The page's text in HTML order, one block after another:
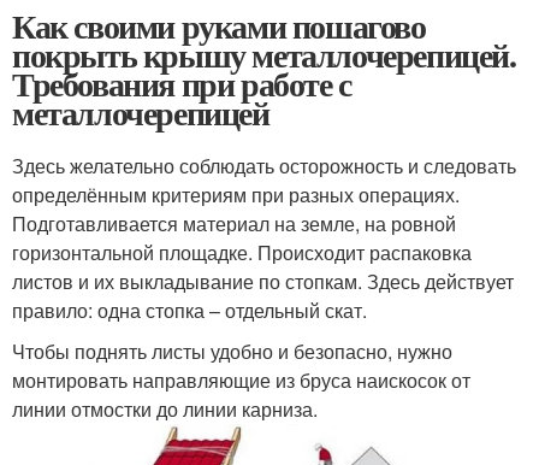
Как своими руками пошагово
покрыть крышу металлочерепицей.
Требования при работе с
металлочерепицей
Здесь желательно соблюдать осторожность и следовать
определённым критериям при разных операциях.
Подготавливается материал на земле, на ровной
горизонтальной площадке. Происходит распаковка
листов и их выкладывание по стопкам. Здесь действует
правило: одна стопка – отдельный скат.
Чтобы поднять листы удобно и безопасно, нужно
монтировать направляющие из бруса наискосок от
линии отмостки до линии карниза.